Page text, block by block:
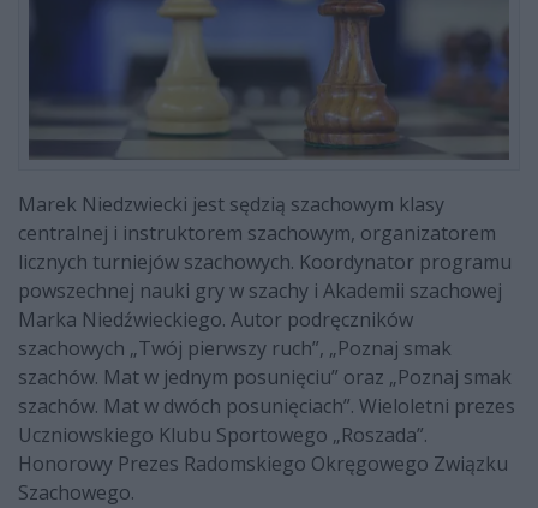
Marek Niedzwiecki jest sędzią szachowym klasy
centralnej i instruktorem szachowym, organizatorem
licznych turniejów szachowych. Koordynator programu
powszechnej nauki gry w szachy i Akademii szachowej
Marka Niedźwieckiego. Autor podręczników
szachowych „Twój pierwszy ruch”, „Poznaj smak
szachów. Mat w jednym posunięciu” oraz „Poznaj smak
szachów. Mat w dwóch posunięciach”. Wieloletni prezes
Uczniowskiego Klubu Sportowego „Roszada”.
Honorowy Prezes Radomskiego Okręgowego Związku
Szachowego.